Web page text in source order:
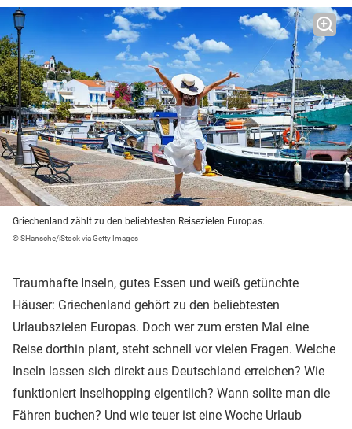
Griechenland zählt zu den beliebtesten Reisezielen Europas.
© SHansche/iStock via Getty Images
Traumhafte Inseln, gutes Essen und weiß getünchte
Häuser: Griechenland gehört zu den beliebtesten
Urlaubszielen Europas. Doch wer zum ersten Mal eine
Reise dorthin plant, steht schnell vor vielen Fragen. Welche
Inseln lassen sich direkt aus Deutschland erreichen? Wie
funktioniert Inselhopping eigentlich? Wann sollte man die
Fähren buchen? Und wie teuer ist eine Woche Urlaub